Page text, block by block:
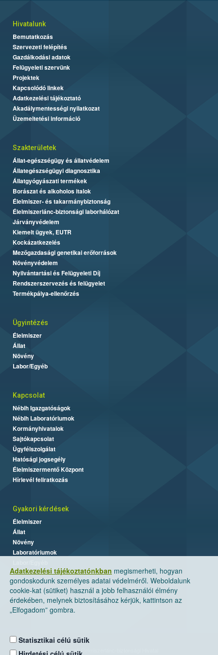
Adatkezelési tájékoztatónkban megismerheti, hogyan
gondoskodunk személyes adatai védelméről. Weboldalunk
cookie-kat (sütiket) használ a jobb felhasználói élmény
érdekében, melynek biztosításához kérjük, kattintson az
„Elfogadom” gombra.
Statisztikai célú sütik
Hivatalunk
Bemutatkozás
Szervezeti felépítés
Gazdálkodási adatok
Felügyeleti szervünk
Projektek
Kapcsolódó linkek
Adatkezelési tájékoztató
Akadálymentességi nyilatkozat
Üzemeltetési információ
Szakterületek
Állat-egészségügy és állatvédelem
Állategészségügyi diagnosztika
Állatgyógyászati termékek
Borászat és alkoholos italok
Élelmiszer- és takarmánybiztonság
Élelmiszerlánc-biztonsági laborhálózat
Járványvédelem
Kiemelt ügyek, EUTR
Kockázatkezelés
Mezőgazdasági genetikai erőforrások
Növényvédelem
Nyilvántartási és Felügyeleti Díj
Rendszerszervezés és felügyelet
Termékpálya-ellenőrzés
Ügyintézés
Élelmiszer
Állat
Növény
Labor/Egyéb
Kapcsolat
Nébih Igazgatóságok
Nébih Laboratóriumok
Kormányhivatalok
Sajtókapcsolat
Ügyfélszolgálat
Hatósági jogsegély
Élelmiszermentő Központ
Hírlevél feliratkozás
Gyakori kérdések
Élelmiszer
Állat
Növény
Laboratóriumok
Nemzeti Élelmiszerlánc-biztonsági Hivatal